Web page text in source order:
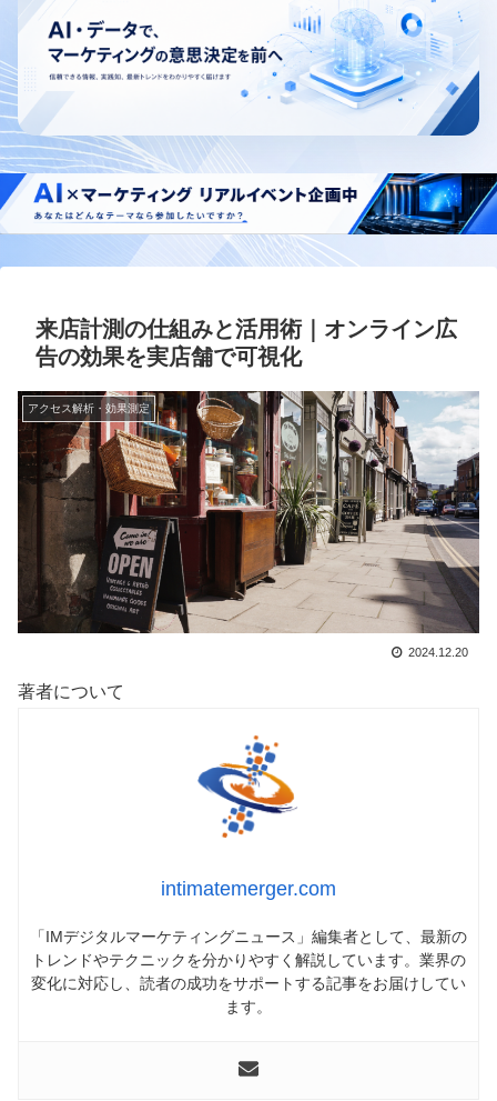
来店計測の仕組みと活用術｜オンライン広
告の効果を実店舗で可視化
アクセス解析・効果測定
2024.12.20
著者について
intimatemerger.com
「IMデジタルマーケティングニュース」編集者として、最新の
トレンドやテクニックを分かりやすく解説しています。業界の
変化に対応し、読者の成功をサポートする記事をお届けしてい
ます。